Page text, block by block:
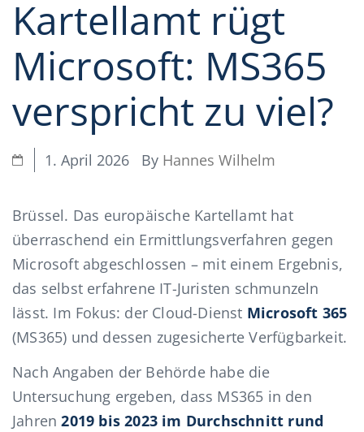
Kartellamt rügt
Microsoft: MS365
verspricht zu viel?
1. April 2026 By Hannes Wilhelm
Brüssel. Das europäische Kartellamt hat
überraschend ein Ermittlungsverfahren gegen
Microsoft abgeschlossen – mit einem Ergebnis,
das selbst erfahrene IT-Juristen schmunzeln
lässt. Im Fokus: der Cloud-Dienst Microsoft 365
(MS365) und dessen zugesicherte Verfügbarkeit.
Nach Angaben der Behörde habe die
Untersuchung ergeben, dass MS365 in den
Jahren2019 bis 2023 im Durchschnitt rund